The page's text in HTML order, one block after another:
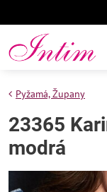
Pyžamá, Župany
23365
modrá